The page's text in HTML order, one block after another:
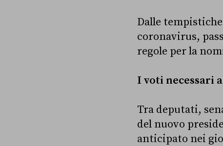
Dalle
coronavirus,
regole per la
I voti necessari
Tra deputati,
del nuovo
anticipato nei